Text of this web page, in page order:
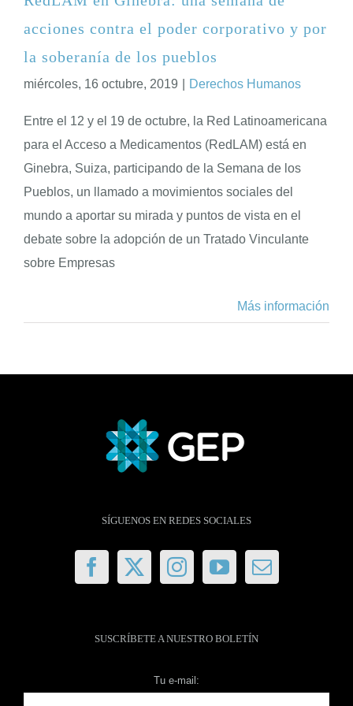
ENGLISH
acciones contra el poder corporativo y por
la soberanía de los pueblos
miércoles, 16 octubre, 2019 Derechos Humanos
Entre el 12 y el 19 de octubre, la Red Latinoamericana
para el Acceso a Medicamentos (RedLAM) está en
Ginebra, Suiza, participando de la Semana de los
Pueblos, un llamado a movimientos sociales del
mundo a aportar su mirada y puntos de vista en el
debate sobre la adopción de un Tratado Vinculante
sobre Empresas
Más información
SÍGUENOS EN REDES SOCIALES
SUSCRÍBETE A NUESTRO BOLETÍN
Tu e-mail: